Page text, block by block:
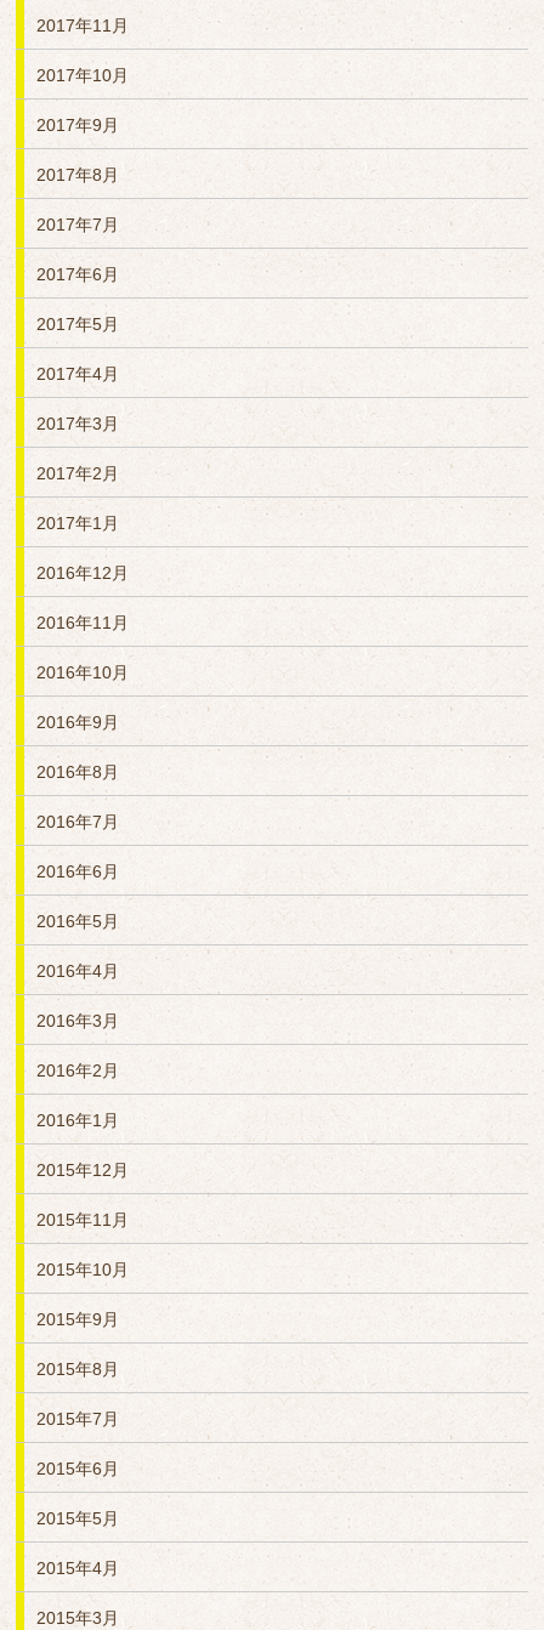
2017年11月
2017年10月
2017年9月
2017年8月
2017年7月
2017年6月
2017年5月
2017年4月
2017年3月
2017年2月
2017年1月
2016年12月
2016年11月
2016年10月
2016年9月
2016年8月
2016年7月
2016年6月
2016年5月
2016年4月
2016年3月
2016年2月
2016年1月
2015年12月
2015年11月
2015年10月
2015年9月
2015年8月
2015年7月
2015年6月
2015年5月
2015年4月
2015年3月